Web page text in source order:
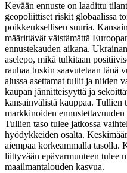
Kevään ennuste on laadittu
geopoliittiset riskit globaalissa
poikkeuksellisen suuria.
määrittävät väistämättä
ennustekauden aikana.
aselepo, mikä tulkitaan
rauhaa tuskin saavutetaan tänä
alussa asettamat tullit ja niiden
kaupan jännitteisyyttä ja
kansainvälistä kauppaa.
markkinoiden
Tullien taso tulee jatkossa
hyödykkeiden osalta.
aiempaa korkeammalla tasolla.
liittyvään epävarmuuteen tulee
maailmantalouden kasvua.